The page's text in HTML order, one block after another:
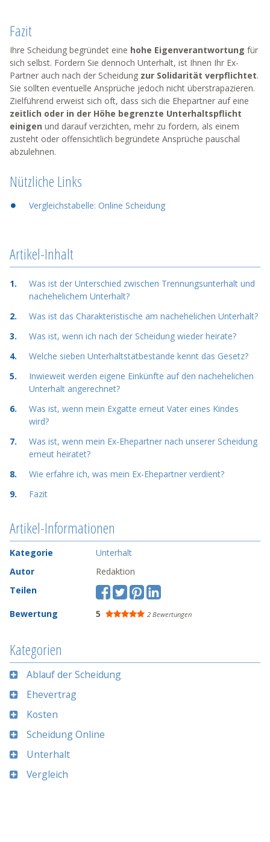
Fazit
Ihre Scheidung begründet eine hohe Eigenverantwortung für
sich selbst. Fordern Sie dennoch Unterhalt, ist Ihnen Ihr Ex-
Partner auch nach der Scheidung zur Solidarität verpflichtet.
Sie sollten eventuelle Ansprüche jedoch nicht überstrapazieren.
Zielführend erweist sich oft, dass sich die Ehepartner auf eine
zeitlich oder in der Höhe begrenzte Unterhaltspflicht
einigen und darauf verzichten, mehr zu fordern, als einem
zusteht oder offensichtlich begründete Ansprüche pauschal
abzulehnen.
Nützliche Links
Vergleichstabelle: Online Scheidung
Artikel-Inhalt
Was ist der Unterschied zwischen Trennungsunterhalt und
nachehelichem Unterhalt?
Was ist das Charakteristische am nachehelichen Unterhalt?
Was ist, wenn ich nach der Scheidung wieder heirate?
Welche sieben Unterhaltstatbestände kennt das Gesetz?
Inwieweit werden eigene Einkünfte auf den nachehelichen
Unterhalt angerechnet?
Was ist, wenn mein Exgatte erneut Vater eines Kindes
wird?
Was ist, wenn mein Ex-Ehepartner nach unserer Scheidung
erneut heiratet?
Wie erfahre ich, was mein Ex-Ehepartner verdient?
Fazit
Artikel-Informationen
Kategorie
Unterhalt
Autor
Redaktion
Teilen
Bewertung 5 2 Bewertungen
Kategorien
Ablauf der Scheidung
Ehevertrag
Kosten
Scheidung Online
Unterhalt
Vergleich